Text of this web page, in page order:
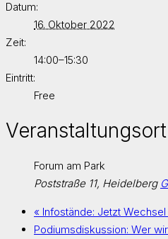
Datum:
16. Oktober 2022
Zeit:
14:00–15:30
Eintritt:
Free
Veranstaltungsort
Forum am Park
Poststraße 11, Heidelberg
« Infostände: Jetzt Wechsel
Podiumsdiskussion: Wer